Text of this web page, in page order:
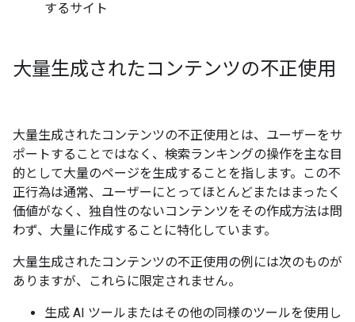
するサイト
大量生成されたコンテンツの不正使用
大量生成されたコンテンツの不正使用とは、ユーザーをサ
ポートすることではなく、検索ランキングの操作を主な目
的として大量のページを生成することを指します。この不
正行為は通常、ユーザーにとってほとんどまたはまったく
価値がなく、独自性のないコンテンツをその作成方法は問
わず、大量に作成することに特化しています。
大量生成されたコンテンツの不正使用の例には次のものが
ありますが、これらに限定されません。
生成 AI ツールまたはその他の同様のツールを使用し